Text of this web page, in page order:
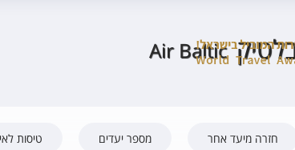
Air Baltic
חזרה מיעד אחר מספר יעדים טיסות